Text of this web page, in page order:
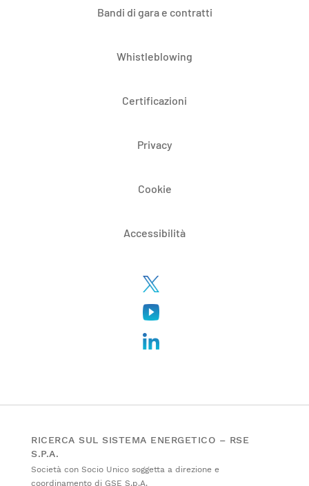
Bandi di gara e contratti
Whistleblowing
Certificazioni
Privacy
Cookie
Accessibilità
RICERCA SUL SISTEMA ENERGETICO – RSE
S.P.A.
Società con Socio Unico soggetta a direzione e
coordinamento di GSE S.p.A.